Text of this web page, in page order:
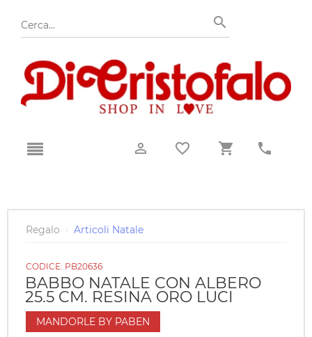
Regalo › Articoli Natale
CODICE: PB20636
BABBO NATALE CON ALBERO
25.5 CM. RESINA ORO LUCI
MANDORLE BY PABEN